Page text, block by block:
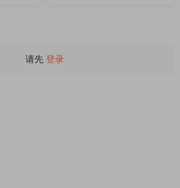
请先 登录